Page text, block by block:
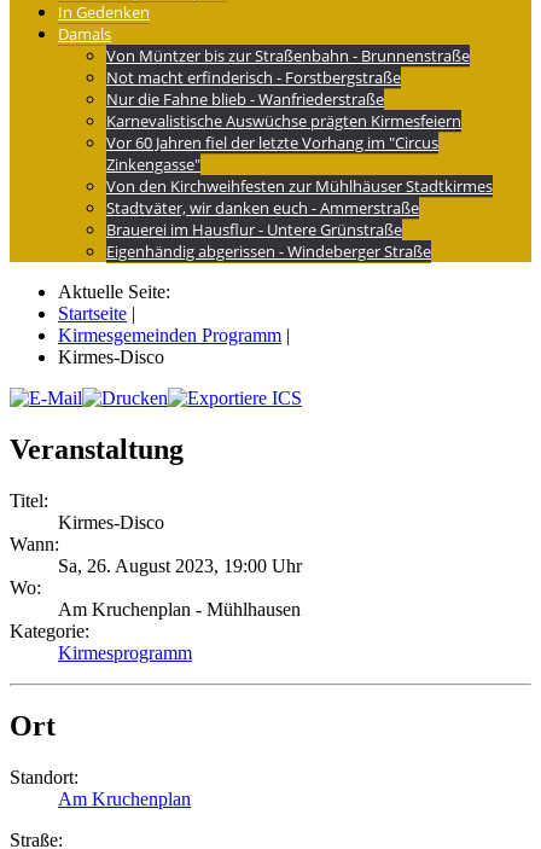
In Gedenken
Damals
Von Müntzer bis zur Straßenbahn - Brunnenstraße
Not macht erfinderisch - Forstbergstraße
Nur die Fahne blieb - Wanfriederstraße
Karnevalistische Auswüchse prägten Kirmesfeiern
Vor 60 Jahren fiel der letzte Vorhang im "Circus
Zinkengasse"
Von den Kirchweihfesten zur Mühlhäuser Stadtkirmes
Stadtväter, wir danken euch - Ammerstraße
Brauerei im Hausflur - Untere Grünstraße
Eigenhändig abgerissen - Windeberger Straße
Aktuelle Seite:
Startseite |
Kirmesgemeinden Programm |
Kirmes-Disco
Veranstaltung
Titel:
Kirmes-Disco
Wann:
Sa, 26. August 2023, 19:00 Uhr
Wo:
Am Kruchenplan - Mühlhausen
Kategorie:
Kirmesprogramm
Ort
Standort:
Am Kruchenplan
Straße: